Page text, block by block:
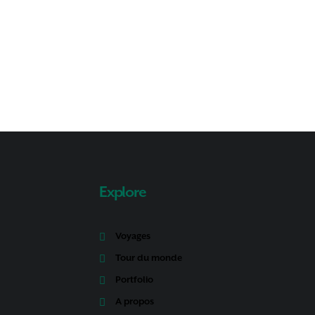
Explore
Voyages
Tour du monde
Portfolio
A propos